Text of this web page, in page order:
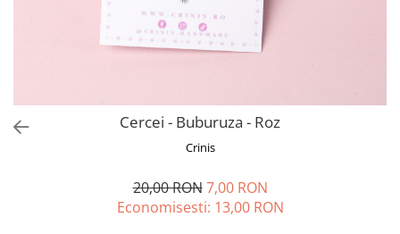
Monstera
Neon Collection
Cercei - Buburuza - Roz
Crinis
20,00 RON 7,00 RON
Economisesti: 13,00 RON